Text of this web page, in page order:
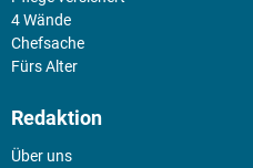
4 Wände
Chefsache
Fürs Alter
Redaktion
Über uns